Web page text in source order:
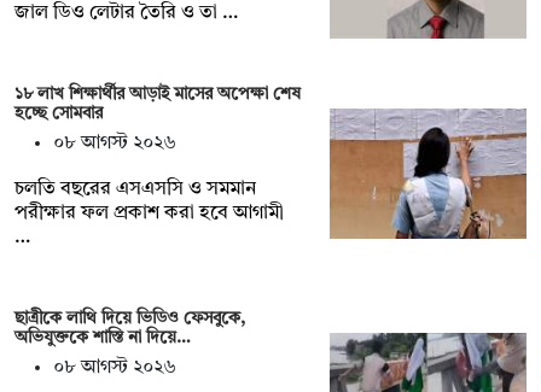
জাল ডিও লেটার তৈরি ও তা …
১৮ লাখ শিক্ষার্থীর আড়াই মাসের অপেক্ষা শেষ
হচ্ছে সোমবার
০৮ আগস্ট ২০২৬
চলতি বছরের এসএসসি ও সমমান
পরীক্ষার ফল প্রকাশ করা হবে আগামী
…
ছাত্রীকে লাথি দিয়ে ভিডিও ফেসবুকে,
অভিযুক্তকে শাস্তি না দিয়ে…
০৮ আগস্ট ২০২৬